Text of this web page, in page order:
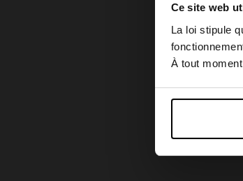
Ce site web
La loi stipule
À tout